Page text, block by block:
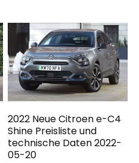
2022 Neue Citroen e-C4
Shine Preisliste und
technische Daten 2022-
05-20